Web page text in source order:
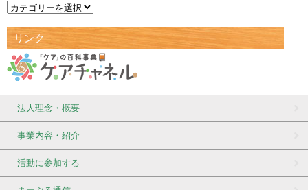
リンク
法人理念・概要
事業内容・紹介
活動に参加する